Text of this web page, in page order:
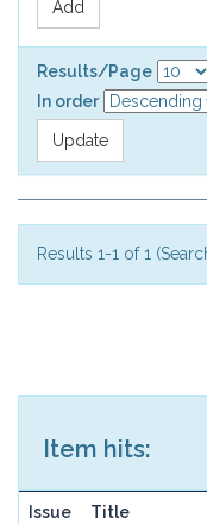
Results/Page
In order
Results 1-1 of 1
Item hits:
Issue Title